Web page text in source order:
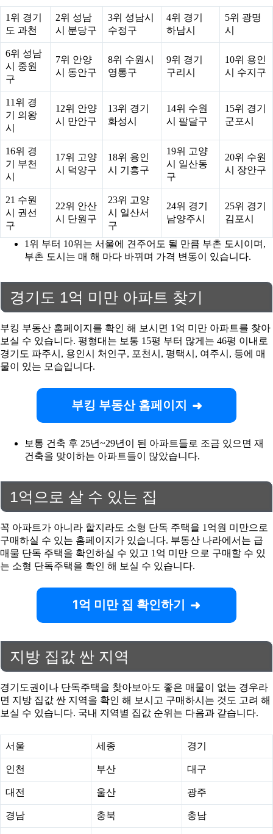
1위 경기
도 과천
2위 성남
시 분당구
3위 성남시
수정구
4위 경기
하남시
5위 광명
시
6위 성남
시 중원
구
7위 안양
시 동안구
8위 수원시
영통구
9위 경기
구리시
10위 용인
시 수지구
11위 경
기 의왕
시
12위 안양
시 만안구
13위 경기
화성시
14위 수원
시 팔달구
15위 경기
군포시
16위 경
기 부천
시
17위 고양
시 덕양구
18위 용인
시 기흥구
19위 고양
시 일산동
구
20위 수원
시 장안구
21 수원
시 권선
구
22위 안산
시 단원구
23위 고양
시 일산서
구
24위 경기
남양주시
25위 경기
김포시
1위 부터 10위는 서울에 견주어도 될 만큼 부촌 도시이며,
부촌 도시는 매 해 마다 바뀌며 가격 변동이 있습니다.
경기도 1억 미만 아파트 찾기
부킹 부동산 홈페이지를 확인 해 보시면 1억 미만 아파트를 찾아
보실 수 있습니다. 평형대는 보통 15평 부터 많게는 46평 이내로
경기도 파주시, 용인시 처인구, 포천시, 평택시, 여주시, 등에 매
물이 있는 모습입니다.
부킹 부동산 홈페이지
보통 건축 후 25년~29년이 된 아파트들로 조금 있으면 재
건축을 맞이하는 아파트들이 많았습니다.
1억으로 살 수 있는 집
꼭 아파트가 아니라 할지라도 소형 단독 주택을 1억원 미만으로
구매하실 수 있는 홈페이지가 있습니다. 부동산 나라에서는 급
매물 단독 주택을 확인하실 수 있고 1억 미만 으로 구매할 수 있
는 소형 단독주택을 확인 해 보실 수 있습니다.
1억 미만 집 확인하기
지방 집값 싼 지역
경기도권이나 단독주택을 찾아보아도 좋은 매물이 없는 경우라
면 지방 집값 싼 지역을 확인 해 보시고 구매하시는 것도 고려 해
보실 수 있습니다. 국내 지역별 집값 순위는 다음과 같습니다.
서울 세종 경기
인천 부산 대구
대전 울산 광주
경남 충북 충남